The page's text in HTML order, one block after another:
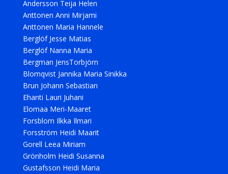
Andersson Teija Helen
Anttonen Anni Mirjami
Anttonen Maria Hannele
Berglöf Jesse Matias
Berglöf Nanna Maria
Bergman JensTorbjörn
Blomqvist Jannika Maria Sinikka
Brun Johann Sebastian
Ehanti Lauri Juhani
Elomaa Meri-Maaret
Forsblom Ilkka Ilmari
Forsström Heidi Maarit
Gorell Leea Miriam
Grönholm Heidi Susanna
Gustafsson Heidi Maria